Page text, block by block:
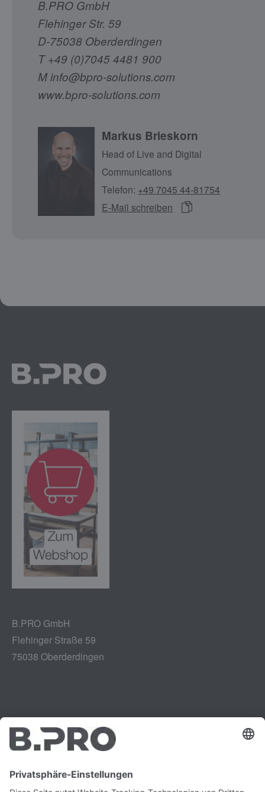
B.PRO GmbH
Flehinger Str. 59
D-75038 Oberderdingen
T +49 (0)7045 4481 900
M info@bpro-solutions.com
www.bpro-solutions.com
Markus Brieskorn
Head of Live and Digital
Communications
Telefon: +49 7045 44-81754
E-Mail schreiben
B.PRO GmbH
Flehinger Straße 59
75038 Oberderdingen
Impressum
Datenschutz
Schwachstellenmeldung